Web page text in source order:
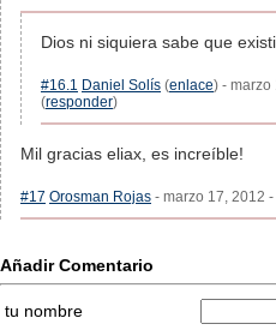
Dios ni siquiera sabe que
#16.1 Daniel Solís (enlace) - marzo
(responder)
Mil gracias eliax, es increíble!
#17 Orosman Rojas - marzo 17, 2012
Añadir Comentario
tu nombre